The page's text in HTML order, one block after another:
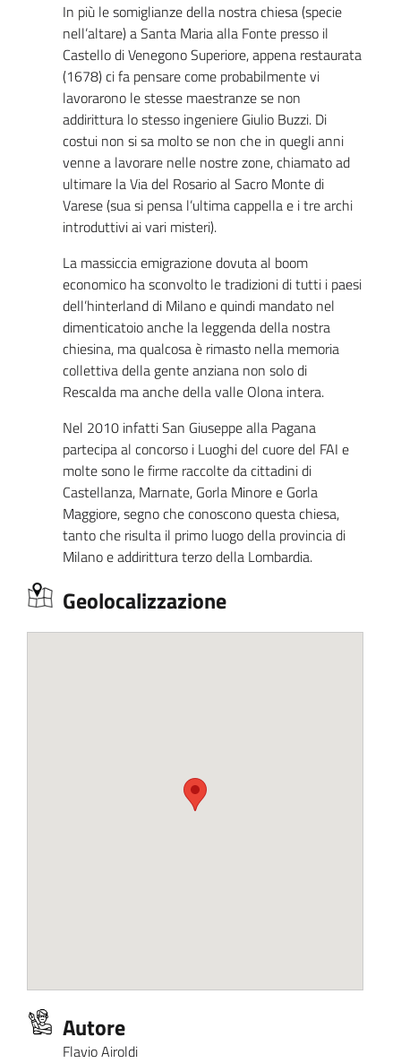
In più le somiglianze della nostra chiesa (specie
nell’altare) a Santa Maria alla Fonte presso il
Castello di Venegono Superiore, appena restaurata
(1678) ci fa pensare come probabilmente vi
lavorarono le stesse maestranze se non
addirittura lo stesso ingeniere Giulio Buzzi. Di
costui non si sa molto se non che in quegli anni
venne a lavorare nelle nostre zone, chiamato ad
ultimare la Via del Rosario al Sacro Monte di
Varese (sua si pensa l’ultima cappella e i tre archi
introduttivi ai vari misteri).
La massiccia emigrazione dovuta al boom
economico ha sconvolto le tradizioni di tutti i paesi
dell’hinterland di Milano e quindi mandato nel
dimenticatoio anche la leggenda della nostra
chiesina, ma qualcosa è rimasto nella memoria
collettiva della gente anziana non solo di
Rescalda ma anche della valle Olona intera.
Nel 2010 infatti San Giuseppe alla Pagana
partecipa al concorso i Luoghi del cuore del FAI e
molte sono le firme raccolte da cittadini di
Castellanza, Marnate, Gorla Minore e Gorla
Maggiore, segno che conoscono questa chiesa,
tanto che risulta il primo luogo della provincia di
Milano e addirittura terzo della Lombardia.
Geolocalizzazione
Autore
Flavio Airoldi